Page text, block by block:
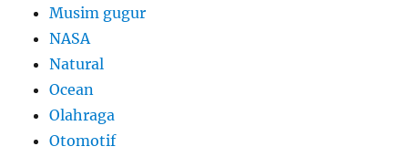
Musim gugur
NASA
Natural
Ocean
Olahraga
Otomotif